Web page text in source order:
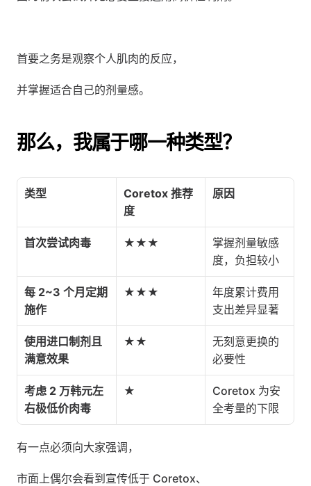
首要之务是观察个人肌肉的反应，
并掌握适合自己的剂量感。
那么，我属于哪一种类型？
类型
Coretox 推荐
度
原因
首次尝试肉毒 ★★★
掌握剂量敏感
度，负担较小
每 2~3 个月定期
施作
★★★
年度累计费用
支出差异显著
使用进口制剂且
满意效果
★★
无刻意更换的
必要性
考虑 2 万韩元左
右极低价肉毒
★
Coretox 为安
全考量的下限
有一点必须向大家强调，
市面上偶尔会看到宣传低于 Coretox、